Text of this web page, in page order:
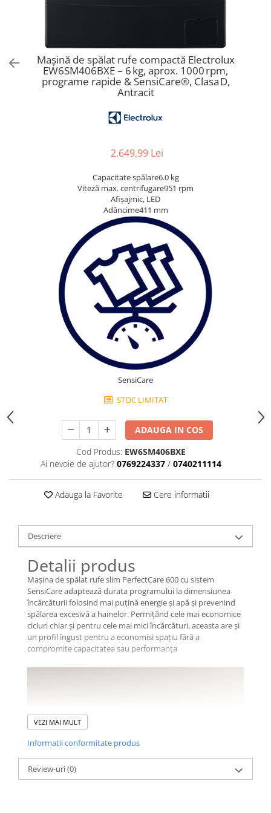
Aspiratoare verticale
Aspiratoare fara sac
Ingrijirea rufelor si a vaselor
Masini de spalat vase
Masini de spalat rufe
Mașină de spălat rufe compactă Electrolux
EW6SM406BXE – 6 kg, aprox. 1000 rpm,
programe rapide & SensiCare®, Clasa D,
Antracit
2.649,99 Lei
Capacitate spălare6.0 kg
Viteză max. centrifugare951 rpm
Afișajmic, LED
Adâncime411 mm
SensiCare
STOC LIMITAT
ADAUGA IN COS
Cod Produs: EW6SM406BXE
Ai nevoie de ajutor? 0769224337 / 0740211114
Adauga la Favorite Cere informatii
Descriere
Detalii produs
Mașina de spălat rufe slim PerfectCare 600 cu sistem
SensiCare adaptează durata programului la dimensiunea
încărcăturii folosind mai puţină energie și apă și prevenind
spălarea excesivă a hainelor. Permiţând cele mai economice
cicluri chiar și pentru cele mai mici încărcături, aceasta are și
un profil îngust pentru a economisi spaţiu fără a
compromite capacitatea sau performanţa
VEZI MAI MULT
Informatii conformitate produs
Review-uri(0)